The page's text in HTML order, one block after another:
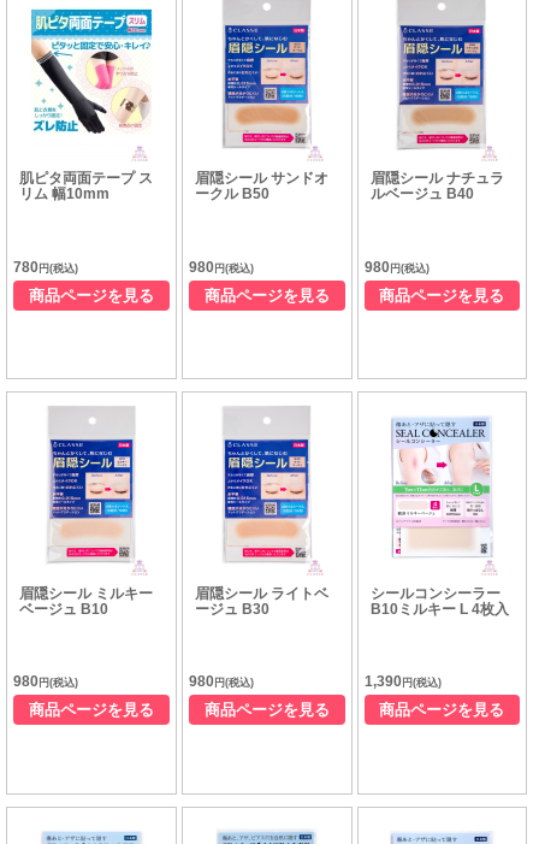
肌ピタ両面テープ ス
リム 幅10mm
780 円(税込)
商品ページを見る
眉隠シール サンドオ
ークル B50
980円(税込)
商品ページを見る
眉隠シール ナチュラ
ルベージュ B40
980円(税込)
商品ページを見る
眉隠シール ミルキー
ベージュ B10
980 円(税込)
商品ページを見る
眉隠シール ライトベ
ージュ B30
980円(税込)
商品ページを見る
シールコンシーラー
B10ミルキー L 4枚入
1,390円(税込)
商品ページを見る